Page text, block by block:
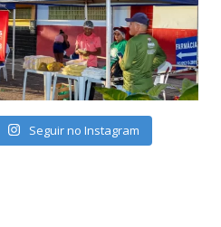
Seguir no Instagram